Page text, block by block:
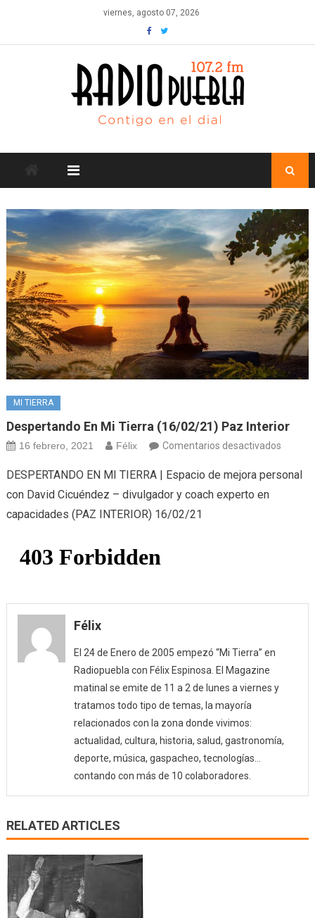
content
viernes, agosto 07, 2026
MI TIERRA
Despertando En Mi Tierra (16/02/21) Paz Interior
16 febrero, 2021 Félix Comentarios desactivadosen
en
DESPERTANDO EN MI TIERRA | Espacio de mejora personal
con David Cicuéndez – divulgador y coach experto en
capacidades (PAZ INTERIOR) 16/02/21
Félix
El 24 de Enero de 2005 empezó “Mi Tierra” en
Radiopuebla con Félix Espinosa. El Magazine
matinal se emite de 11 a 2 de lunes a viernes y
tratamos todo tipo de temas, la mayoría
relacionados con la zona donde vivimos:
actualidad, cultura, historia, salud, gastronomía,
deporte, música, gaspacheo, tecnologías…
contando con más de 10 colaboradores.
RELATED ARTICLES